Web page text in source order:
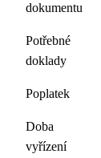
dokumentu
Potřebné
doklady
Poplatek
Doba
vyřízení